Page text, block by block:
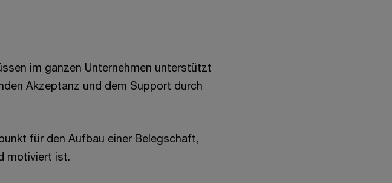
im ganzen Unternehmen unterstützt
Akzeptanz und dem Support durch
für den Aufbau einer Belegschaft,
motiviert ist.